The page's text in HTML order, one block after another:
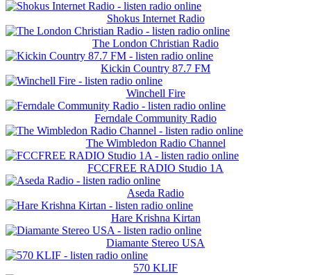
Shokus Internet Radio
The London Christian Radio
Kickin Country 87.7 FM
Winchell Fire
Ferndale Community Radio
The Wimbledon Radio Channel
FCCFREE RADIO Studio 1A
Aseda Radio
Hare Krishna Kirtan
Diamante Stereo USA
570 KLIF